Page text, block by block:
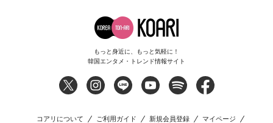
もっと身近に、もっと気軽に！
韓国エンタメ・トレンド情報サイト
コアリについて ご利用ガイド 新規会員登録
マイページ